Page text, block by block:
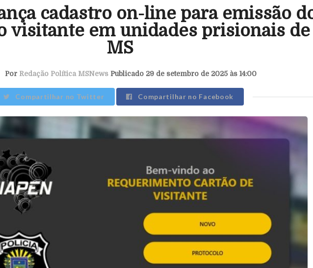
cadastro on-line para emissão
visitante em unidades prisionais de
MS
Por Redação Política MSNewsPublicado 29 de setembro de 2025 às 14:00
Compartilhar no Twitter Compartilhar no Facebook